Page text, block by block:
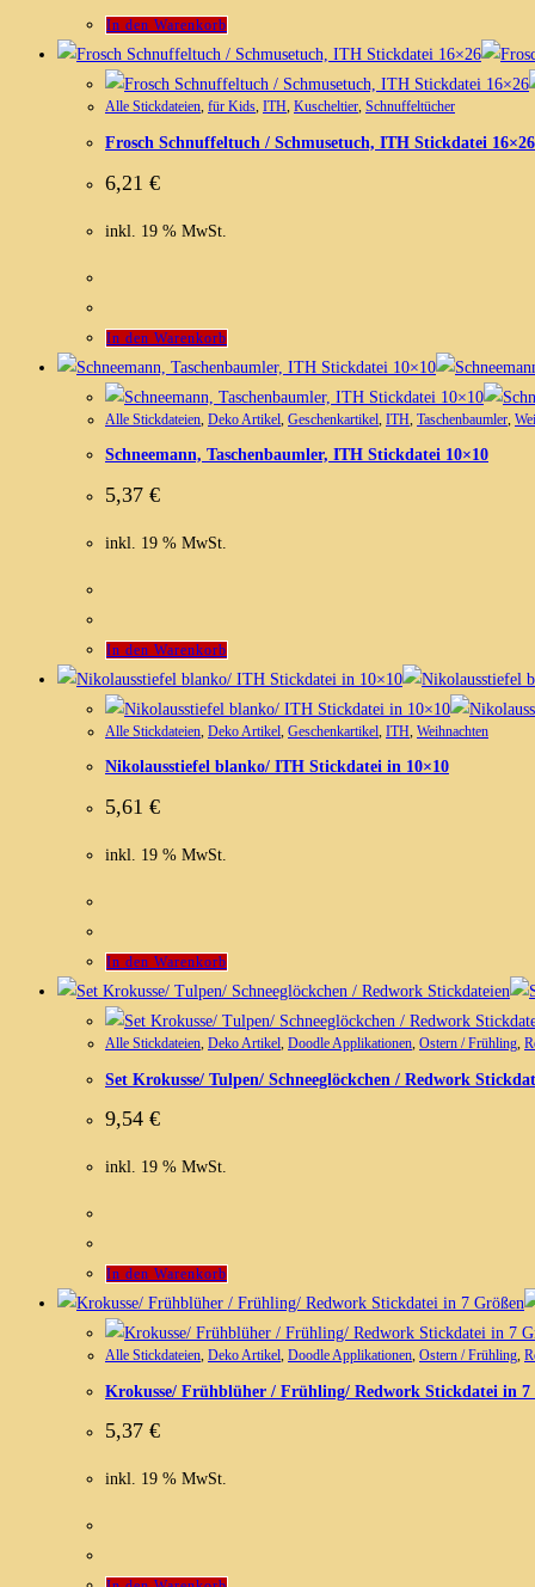
In den Warenkorb
Alle Stickdateien, für Kids, ITH, Kuscheltier, Schnuffeltücher
Frosch Schnuffeltuch / Schmusetuch, ITH Stickdatei 16×26
6,21 €
inkl. 19 % MwSt.
In den Warenkorb
Alle Stickdateien Deko Artikel Geschenkartikel ITH Taschenbaumler
Schneemann, Taschenbaumler, ITH Stickdatei 10×10
5,37 €
inkl. 19 % MwSt.
In den Warenkorb
Alle Stickdateien Deko Artikel Geschenkartikel ITH Weihnachten
Nikolausstiefel blanko/ ITH Stickdatei in 10×10
5,61 €
inkl. 19 % MwSt.
In den Warenkorb
Alle Stickdateien, Deko Artikel, Doodle Applikationen, Ostern / Frühling,
Set Krokusse/ Tulpen/ Schneeglöckchen / Redwork
9,54 €
inkl. 19 % MwSt.
In den Warenkorb
Alle Stickdateien, Deko Artikel, Doodle Applikationen, Ostern / Frühling,
Krokusse/ Frühblüher / Frühling/ Redwork Stickdatei in 7
5,37 €
inkl. 19 % MwSt.